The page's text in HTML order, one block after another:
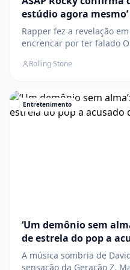
estúdio agora mesmo’
Rapper fez a revelação
encrencar por ter falado
primeiro em Rolling Stone
Rolling Stone
Entretenimento
‘Um demônio sem
de estrela do pop a
A música sombria de
sensação da Geração Z.